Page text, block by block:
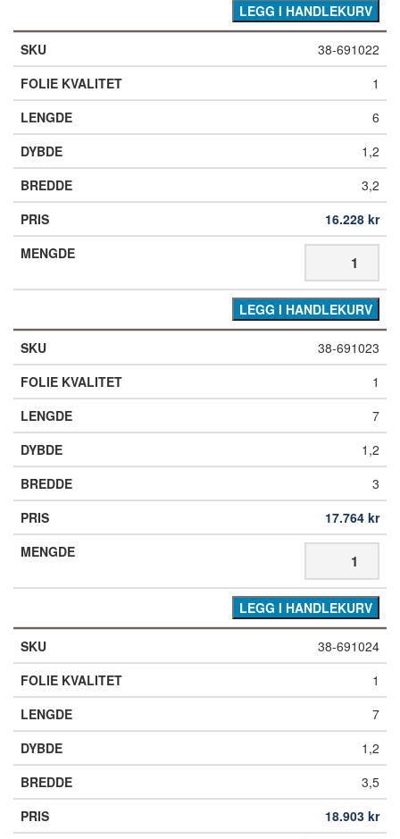
LEGG I HANDLEKURV
38-691022
1
6
1,2
3,2
16.228 kr
LEGG I HANDLEKURV
38-691023
1
7
1,2
3
17.764 kr
LEGG I HANDLEKURV
38-691024
1
7
1,2
3,5
18.903 kr